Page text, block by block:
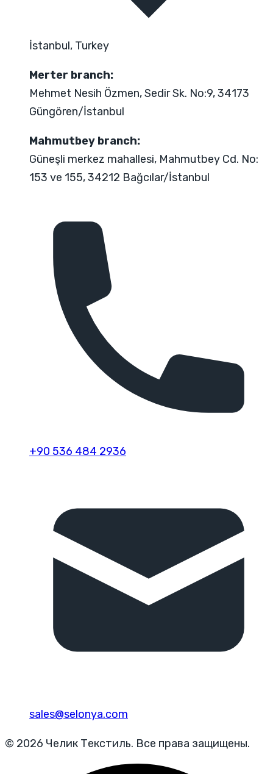
İstanbul, Turkey
Merter branch:
Mehmet Nesih Özmen, Sedir Sk. No:9, 34173
Güngören/İstanbul
Mahmutbey branch:
Güneşli merkez mahallesi, Mahmutbey Cd. No:
153 ve 155, 34212 Bağcılar/İstanbul
+90 536 484 2936
sales@selonya.com
© 2026 Челик Текстиль. Все права защищены.